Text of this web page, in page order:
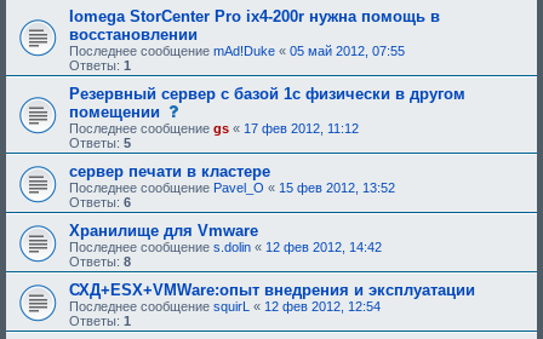
е
о
д
о
б
р
е
н
и
я
Iomega StorCenter Pro ix4-200r нужна помощь в
восстановлении
Последнее сообщение mAd!Duke « 05 май 2012, 07:55
Ответы: 1
Резервный сервер с базой 1с физически в другом
помещении
о
о
б
щ
е
н
и
е
,
т
р
е
б
у
Последнее сообщение gs « 17 фев 2012, 11:12
Ответы: 5
сервер печати в кластере
Последнее сообщение Pavel_O « 15 фев 2012, 13:52
Ответы: 6
Хранилище для Vmware
Последнее сообщение s.dolin « 12 фев 2012, 14:42
Ответы: 8
СХД+ESX+VMWare:опыт внедрения и эксплуатации
Последнее сообщение squirL « 12 фев 2012, 12:54
Ответы: 1